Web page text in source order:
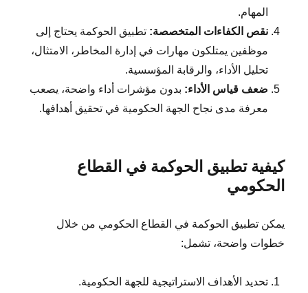
المهام.
نقص الكفاءات المتخصصة:تطبيق الحوكمة يحتاج إلى
موظفين يمتلكون مهارات في إدارة المخاطر، الامتثال،
تحليل الأداء، والرقابة المؤسسية.
ضعف قياس الأداء: بدون مؤشرات أداء واضحة، يصعب
معرفة مدى نجاح الجهة الحكومية في تحقيق أهدافها.
كيفية تطبيق الحوكمة في القطاع
الحكومي
يمكن تطبيق الحوكمة في القطاع الحكومي من خلال
خطوات واضحة، تشمل:
تحديد الأهداف الاستراتيجية للجهة الحكومية.